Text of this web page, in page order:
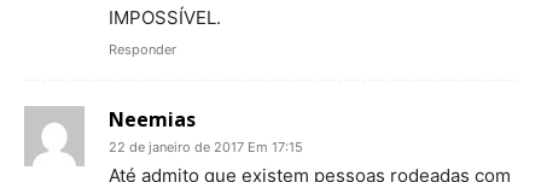
IMPOSSÍVEL.
Responder
Neemias
22 de janeiro de 2017 Em 17:15
Até admito que existem pessoas rodeadas com